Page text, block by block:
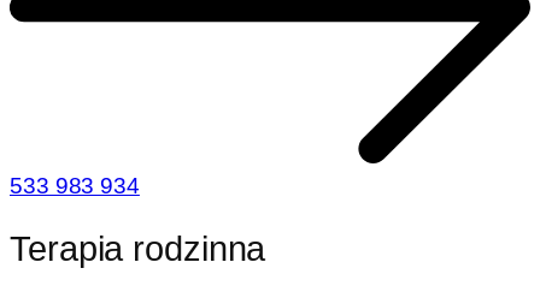
533 983 934
Terapia rodzinna